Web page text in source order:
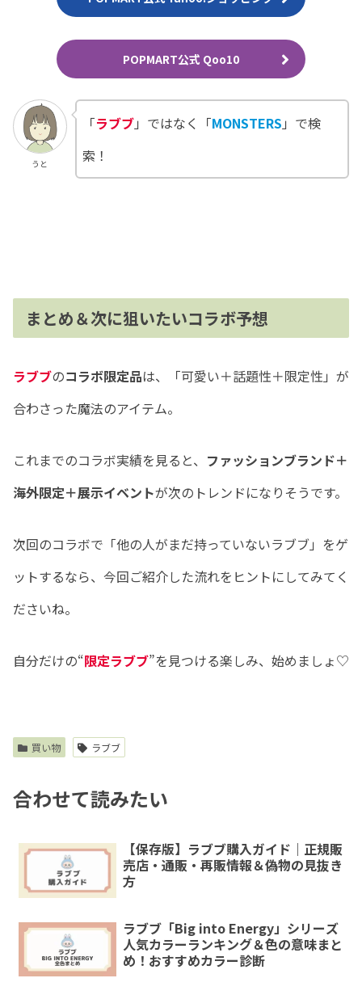
POPMART公式 Qoo10
うと
「ラブブ」ではなく「MONSTERS 」で検
索！
まとめ＆次に狙いたいコラボ予想
ラブブのコラボ限定品は、「可愛い＋話題性＋限定性」が
合わさった魔法のアイテム。
これまでのコラボ実績を見ると、 ファッションブランド＋
海外限定＋展示イベントが次のトレンドになりそうです。
次回のコラボで「他の人がまだ持っていないラブブ」をゲ
ットするなら、今回ご紹介した流れをヒントにしてみてく
ださいね。
自分だけの“限定ラブブ”を見つける楽しみ、始めましょ♡
買い物 ラブブ
合わせて読みたい
【保存版】ラブブ購入ガイド｜正規販
売店・通販・再販情報＆偽物の見抜き
方
ラブブ「Big into Energy」シリーズ
人気カラーランキング＆色の意味まと
め！おすすめカラー診断